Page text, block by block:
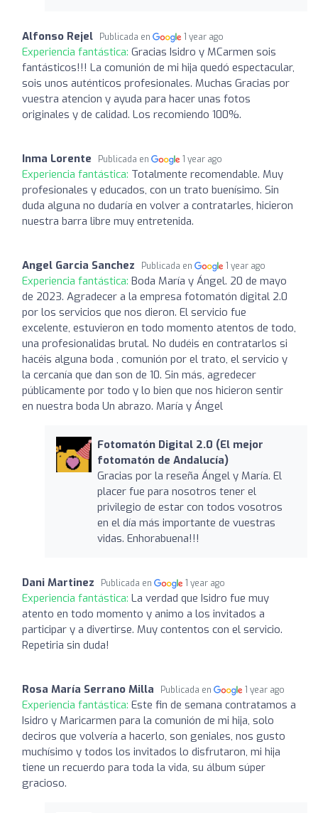
Alfonso Rejel Publicada en 1 year ago
Experiencia fantástica: Gracias Isidro y MCarmen sois
fantásticos!!! La comunión de mi hija quedó espectacular,
sois unos auténticos profesionales. Muchas Gracias por
vuestra atencion y ayuda para hacer unas fotos
originales y de calidad. Los recomiendo 100%.
Inma Lorente Publicada en 1 year ago
Experiencia fantástica: Totalmente recomendable. Muy
profesionales y educados, con un trato buenísimo. Sin
duda alguna no dudaría en volver a contratarles, hicieron
nuestra barra libre muy entretenida.
Angel Garcia Sanchez Publicada en 1 year ago
Experiencia fantástica: Boda María y Ángel. 20 de mayo
de 2023. Agradecer a la empresa fotomatón digital 2.0
por los servicios que nos dieron. El servicio fue
excelente, estuvieron en todo momento atentos de todo,
una profesionalidas brutal. No dudéis en contratarlos si
hacéis alguna boda , comunión por el trato, el servicio y
la cercanía que dan son de 10. Sin más, agredecer
públicamente por todo y lo bien que nos hicieron sentir
en nuestra boda Un abrazo. María y Ángel
Fotomatón Digital 2.0 (El mejor
fotomatón de Andalucía)
Gracias por la reseña Ángel y María. El
placer fue para nosotros tener el
privilegio de estar con todos vosotros
en el día más importante de vuestras
vidas. Enhorabuena!!!
Dani Martinez Publicada en 1 year ago
Experiencia fantástica: La verdad que Isidro fue muy
atento en todo momento y animo a los invitados a
participar y a divertirse. Muy contentos con el servicio.
Repetiria sin duda!
Rosa María Serrano Milla Publicada en 1 year ago
Experiencia fantástica: Este fin de semana contratamos a
Isidro y Maricarmen para la comunión de mi hija, solo
deciros que volvería a hacerlo, son geniales, nos gusto
muchísimo y todos los invitados lo disfrutaron, mi hija
tiene un recuerdo para toda la vida, su álbum súper
gracioso.